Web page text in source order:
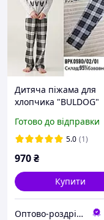
Дитяча піжама для
хлопчика "BULDOG"
Готово до відправки
5.0 (1)
970₴
Купити
Оптово-роздрібний інтернет магазин "Francheska"